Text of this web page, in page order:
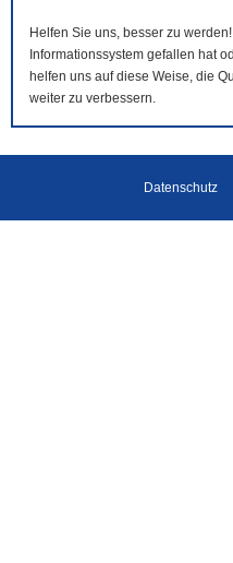
Helfen Sie uns, besser zu
Informationssystem gefallen hat
helfen uns auf diese Weise, die
weiter zu verbessern.
Datenschutz